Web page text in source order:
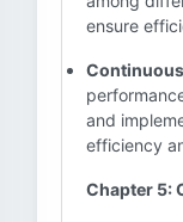
ensure
and
efficiency
Chapter 5: